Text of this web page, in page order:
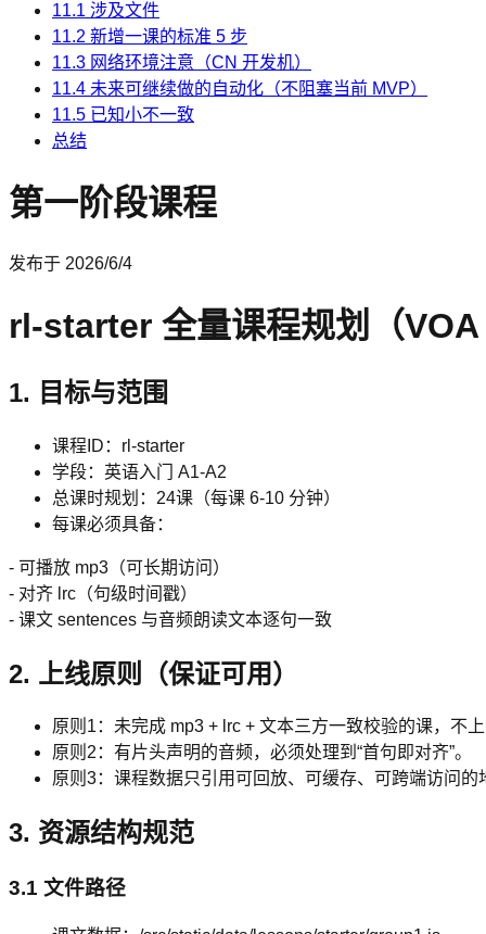
11.1 涉及文件
11.2 新增一课的标准 5 步
11.3 网络环境注意（CN 开发机）
11.4 未来可继续做的自动化（不阻塞当前 MVP）
11.5 已知小不一致
总结
第一阶段课程
发布于 2026/6/4
rl-starter 全量课程规划（
1. 目标与范围
课程ID：rl-starter
学段：英语入门 A1-A2
总课时规划：24课（每课 6-10 分钟）
每课必须具备：
- 可播放 mp3（可长期访问）
- 对齐 lrc（句级时间戳）
- 课文 sentences 与音频朗读文本逐句一致
2. 上线原则（保证可用）
原则1：未完成 mp3 + lrc + 文本三方一致校验的课，不上
原则2：有片头声明的音频，必须处理到“首句即对齐”。
原则3：课程数据只引用可回放、可缓存、可跨端访问的
3. 资源结构规范
3.1 文件路径